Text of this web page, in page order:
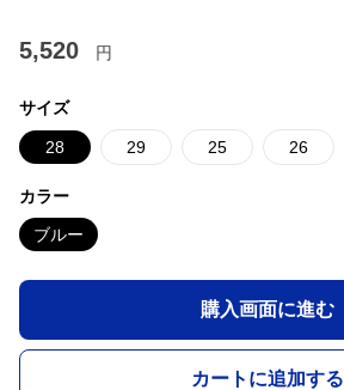
5,520 円
サイズ
28 29 25 26
カラー
ブルー
購入画面に進む
カートに追加する